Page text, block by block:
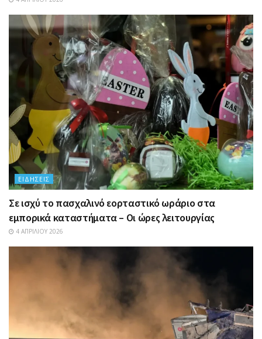
ΕΙΔΉΣΕΙΣ
Σε ισχύ το πασχαλινό εορταστικό ωράριο στα
εμπορικά καταστήματα – Οι ώρες λειτουργίας
4 ΑΠΡΙΛΊΟΥ 2026